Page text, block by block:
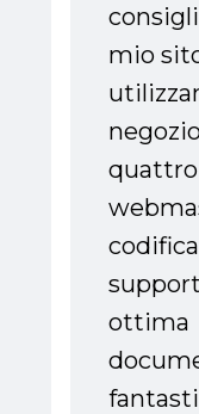
mio
ottima